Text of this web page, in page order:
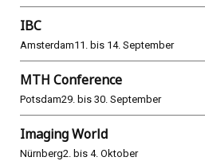
IBC
Amsterdam11. bis 14. September
MTH Conference
Potsdam29. bis 30. September
Imaging World
Nürnberg2. bis 4. Oktober